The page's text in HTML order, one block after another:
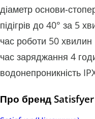
діаметр основи-
підігрів до 40° за 5
час роботи 50 хвилин
час заряджання 4
водонепроникність
Про бренд